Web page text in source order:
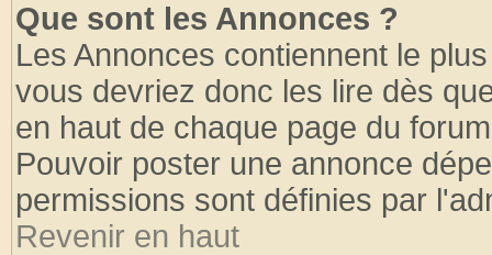
Que sont les Annonces ?
Les Annonces contiennent le
vous devriez donc les lire dès
en haut de chaque page du
Pouvoir poster une annonce
permissions sont définies par
Revenir en haut